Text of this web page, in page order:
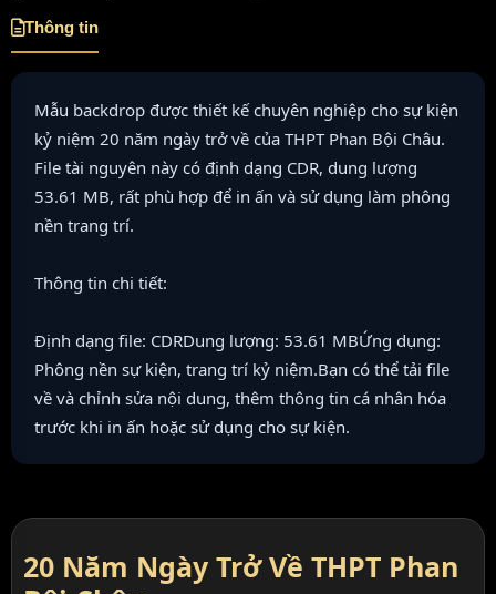
Thông tin
Mẫu backdrop được thiết kế chuyên nghiệp cho sự kiện
kỷ niệm 20 năm ngày trở về của THPT Phan Bội Châu.
File tài nguyên này có định dạng CDR, dung lượng
53.61 MB, rất phù hợp để in ấn và sử dụng làm phông
nền trang trí.
Thông tin chi tiết:
Định dạng file: CDRDung lượng: 53.61 MBỨng dụng:
Phông nền sự kiện, trang trí kỷ niệm.Bạn có thể tải file
về và chỉnh sửa nội dung, thêm thông tin cá nhân hóa
trước khi in ấn hoặc sử dụng cho sự kiện.
20 Năm Ngày Trở Về THPT Phan